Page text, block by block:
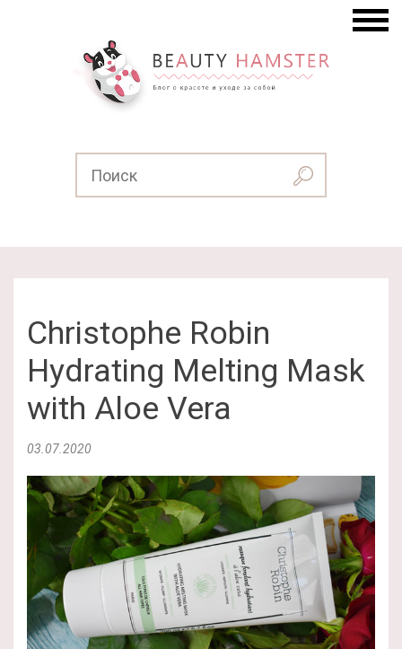
Christophe Robin
Hydrating Melting Mask
with Aloe Vera
03.07.2020